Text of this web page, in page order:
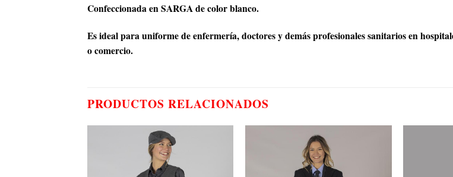
Confeccionada en SARGA de color blanco.
Es ideal para uniforme de enfermería, doctores y demás profesionales sanitarios en
o comercio.
PRODUCTOS RELACIONADOS